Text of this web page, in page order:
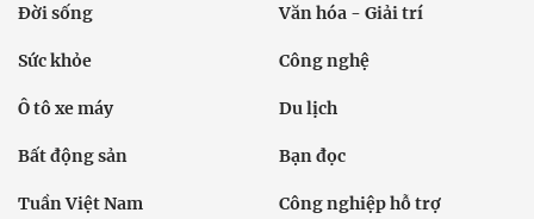
Đời sống Văn hóa - Giải trí
Sức khỏe Công nghệ
Ô tô xe máy Du lịch
Bất động sản Bạn đọc
Tuần Việt Nam Công nghiệp hỗ trợ